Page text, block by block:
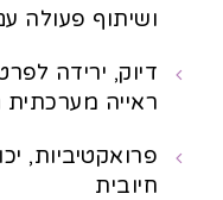
ושיתוף פעולה
דיוק, ירידה
ראייה
פרואקטיביות,
חיובית